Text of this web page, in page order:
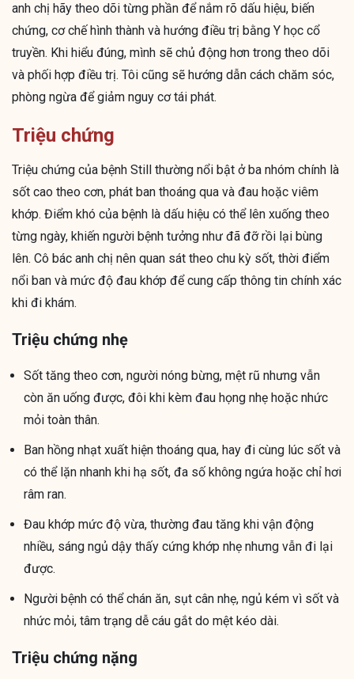
anh chị hãy theo dõi từng phần để nắm rõ dấu hiệu, biến
chứng, cơ chế hình thành và hướng điều trị bằng Y học cổ
truyền. Khi hiểu đúng, mình sẽ chủ động hơn trong theo dõi
và phối hợp điều trị. Tôi cũng sẽ hướng dẫn cách chăm sóc,
phòng ngừa để giảm nguy cơ tái phát.
Triệu chứng
Triệu chứng của bệnh Still thường nổi bật ở ba nhóm chính là
sốt cao theo cơn, phát ban thoáng qua và đau hoặc viêm
khớp. Điểm khó của bệnh là dấu hiệu có thể lên xuống theo
từng ngày, khiến người bệnh tưởng như đã đỡ rồi lại bùng
lên. Cô bác anh chị nên quan sát theo chu kỳ sốt, thời điểm
nổi ban và mức độ đau khớp để cung cấp thông tin chính xác
khi đi khám.
Triệu chứng nhẹ
Sốt tăng theo cơn, người nóng bừng, mệt rũ nhưng vẫn
còn ăn uống được, đôi khi kèm đau họng nhẹ hoặc nhức
mỏi toàn thân.
Ban hồng nhạt xuất hiện thoáng qua, hay đi cùng lúc sốt và
có thể lặn nhanh khi hạ sốt, đa số không ngứa hoặc chỉ hơi
râm ran.
Đau khớp mức độ vừa, thường đau tăng khi vận động
nhiều, sáng ngủ dậy thấy cứng khớp nhẹ nhưng vẫn đi lại
được.
Người bệnh có thể chán ăn, sụt cân nhẹ, ngủ kém vì sốt và
nhức mỏi, tâm trạng dễ cáu gắt do mệt kéo dài.
Triệu chứng nặng